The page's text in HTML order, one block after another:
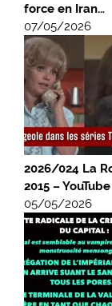
force en Iran…
07/05/2026
2026/024 La
2015 – YouTube
05/05/2026